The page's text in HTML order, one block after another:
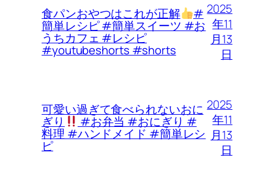
食パンおやつはこれが正解 #
簡単レシピ #簡単スイーツ #お
うちカフェ #レシピ
#youtubeshorts #shorts
2025
年11
月13
日
可愛い過ぎて食べられないおに
ぎり #お弁当 #おにぎり #
料理 #ハンドメイド #簡単レシ
ピ
2025
年11
月13
日